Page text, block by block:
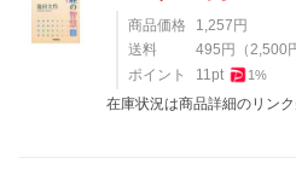
商品価格 1,257円
送料
495円 （ 2,500
ポイント
11 pt 1%
在庫状況は商品詳細のリン